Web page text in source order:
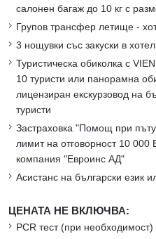
салонен багаж до 10 кг с
Групов трансфер летище -
3 нощувки със закуски в
Туристическа обиколка с
10 туристи или панорамна
лицензиран екскурзовод на
туристи
Застраховка "Помощ при
лимит на отговорност 10 000
компания "Евроинс АД"
Асистанс на български език
ЦЕНАТА НЕ ВКЛЮЧВА:
PCR тест (при необходимост)